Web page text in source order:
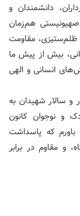
دانشمندان و
هم‌زمان
ظلم‌ستیزی، مقاومت
بیش از پیش ما
انسانی و الهی
و سالار شهیدان به
و نوجوان کانون
باورم که پاسداشت
و مقاوم در برابر